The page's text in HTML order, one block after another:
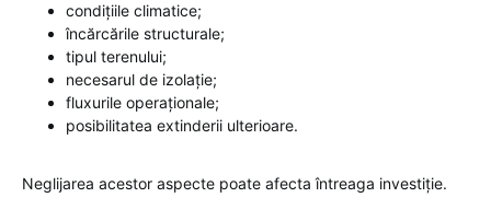
condițiile climatice;
încărcările structurale;
tipul terenului;
necesarul de izolație;
fluxurile operaționale;
posibilitatea extinderii ulterioare.
Neglijarea acestor aspecte poate afecta întreaga investiție.